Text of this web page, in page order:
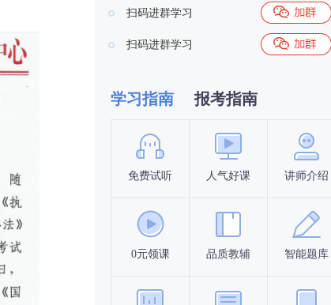
扫码进群学习
扫码进群学习
学习指南 报考指南
免费试听 人气好课 讲师介绍
0元领课 品质教辅 智能题库